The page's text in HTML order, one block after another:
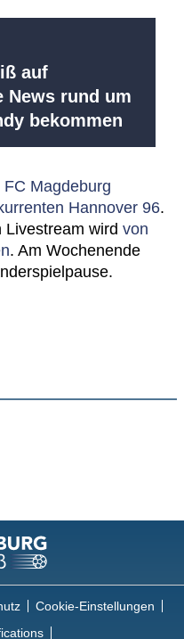
auf
News rund um
bekommen
Magdeburg
Hannover 96.
wird von
. Am Wochenende
Cookie-Einstellungen